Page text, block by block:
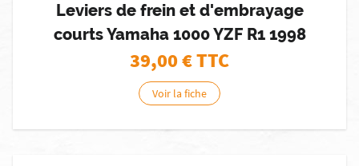
Leviers de frein et d'embrayage
courts Yamaha 1000 YZF R1 1998
39,00€ TTC
Voir la fiche